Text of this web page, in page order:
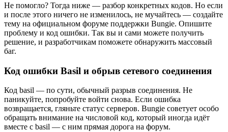
Не помогло? Тогда ниже — разбор конкретных кодов. Но если
и после этого ничего не изменилось, не мучайтесь — создайте
тему на официальном форуме поддержки Bungie. Опишите
проблему и код ошибки. Так вы и сами можете получить
решение, и разработчикам поможете обнаружить массовый
баг.
Код ошибки Basil и обрыв сетевого соединения
Код basil — по сути, обычный разрыв соединения. Не
паникуйте, попробуйте войти снова. Если ошибка
возвращается, гляньте статус серверов. Bungie советует особо
обращать внимание на числовой код, который иногда идёт
вместе с basil — с ним прямая дорога на форум.